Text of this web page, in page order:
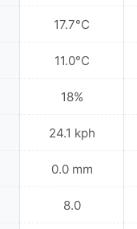
17.7°C
11.0°C
18%
24.1 kph
0.0 mm
8.0